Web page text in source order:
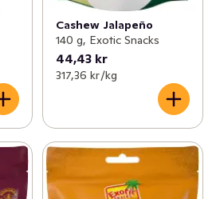
Cashew Jalapeño
140 g, Exotic Snacks
44,43 kr
317,36 kr /kg